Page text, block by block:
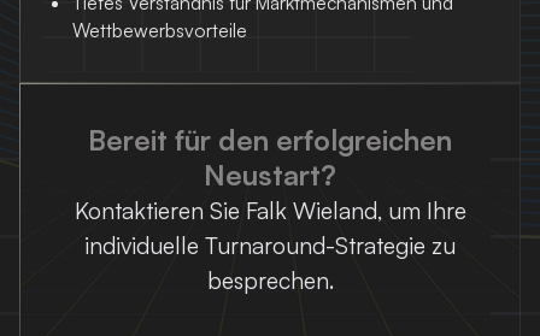
Wettbewerbsvorteile
Bereit für den erfolgreichen
Neustart?
Kontaktieren Sie Falk Wieland, um Ihre
individuelle Turnaround-Strategie zu
besprechen.